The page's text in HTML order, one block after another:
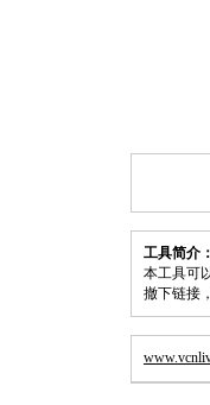
工具简介：
本工具可
撤下链接